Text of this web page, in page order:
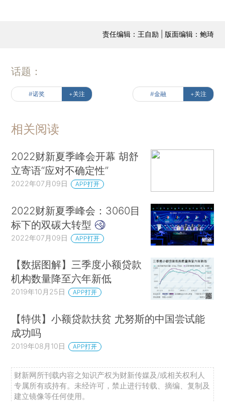
责任编辑：王自励 | 版面编辑：鲍琦
话题：
#诺奖 +关注 #金融 +关注
相关阅读
2022财新夏季峰会开幕 胡舒
立寄语“应对不确定性”
2022年07月09日 APP打开
2022财新夏季峰会：3060目
标下的双碳大转型
2022年07月09日 APP打开
【数据图解】三季度小额贷款
机构数量降至六年新低
2019年10月25日 APP打开
【特供】小额贷款扶贫 尤努斯的中国尝试能
成功吗
2019年08月10日 APP打开
财新网所刊载内容之知识产权为财新传媒及/或相关权利人
专属所有或持有。未经许可，禁止进行转载、摘编、复制及
建立镜像等任何使用。